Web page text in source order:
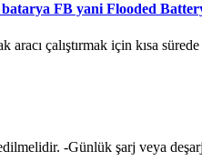
FB yani Flooded
çalıştırmak için kısa
-Günlük şarj veya